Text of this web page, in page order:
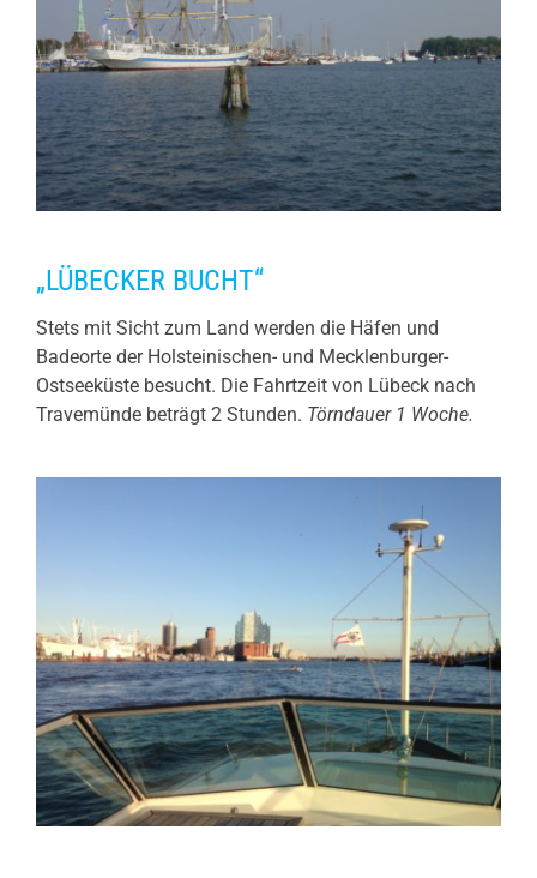
„LÜBECKER BUCHT“
Stets mit Sicht zum Land werden die Häfen und
Badeorte der Holsteinischen- und Mecklenburger-
Ostseeküste besucht. Die Fahrtzeit von Lübeck nach
Travemünde beträgt 2 Stunden. Törndauer 1 Woche.